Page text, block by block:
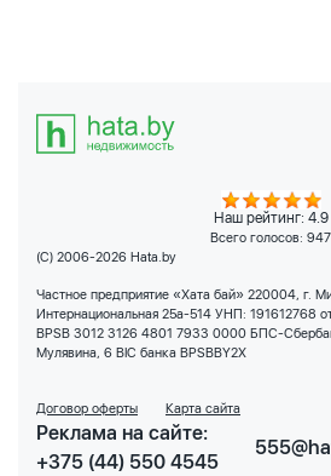
Наш рейтинг: 4.9
Всего голосов: 947
(C) 2006-2026 Hata.by
Частное предприятие «Хата бай» 220004, г.
Интернациональная 25а-514 УНП: 191612768
BPSB 3012 3126 4801 7933 0000 БПС-
Мулявина, 6 BIC банка BPSBBY2X
Договор оферты Карта сайта
Реклама на сайте:
+375 (44) 550 4545